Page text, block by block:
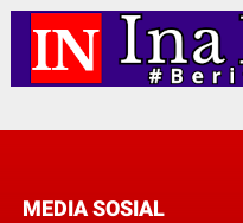
MEDIA SOSIAL